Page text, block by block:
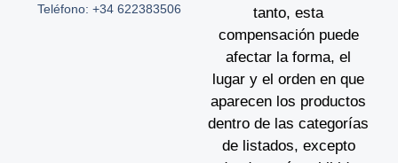
tanto, esta
compensación puede
afectar la forma, el
lugar y el orden en que
aparecen los productos
dentro de las categorías
de listados, excepto
Teléfono: +34 622383506